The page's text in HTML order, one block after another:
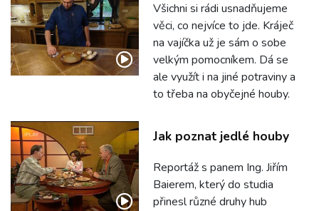
Všichni si rádi usnadňujeme
věci, co nejvíce to jde. Kráječ
na vajíčka už je sám o sobe
velkým pomocníkem. Dá se
ale využít i na jiné potraviny a
to třeba na obyčejné houby.
Jak poznat jedlé houby
Reportáž s panem Ing. Jiřím
Baierem, který do studia
přinesl různé druhy hub